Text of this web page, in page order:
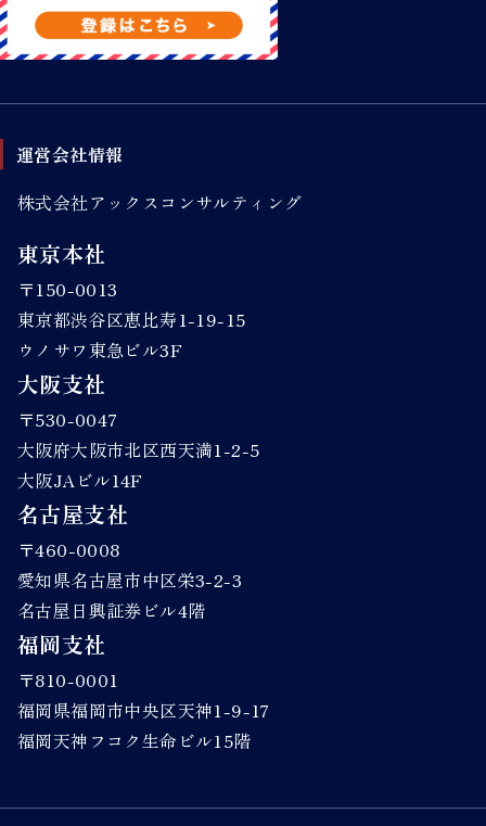
運営会社情報
株式会社アックスコンサルティング
東京本社
〒150-0013
東京都渋谷区恵比寿1-19-15
ウノサワ東急ビル3F
大阪支社
〒530-0047
大阪府大阪市北区西天満1-2-5
大阪JAビル14F
名古屋支社
〒460-0008
愛知県名古屋市中区栄3-2-3
名古屋日興証券ビル4階
福岡支社
〒810-0001
福岡県福岡市中央区天神1-9-17
福岡天神フコク生命ビル15階